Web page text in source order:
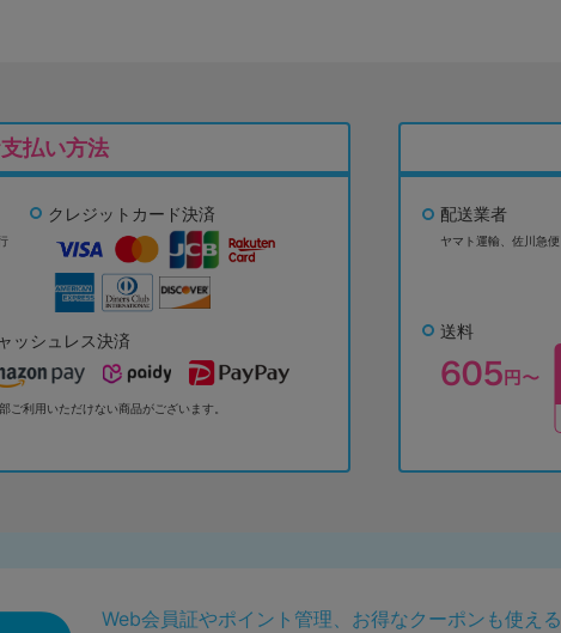
払い方法
クレジットカード決済
ッシュレス決済
ご利用いただけない商品がございます。
配送業者
ヤマト運輸、佐川急便
送料
Web会員証やポイント管理、お得なクーポンも使える